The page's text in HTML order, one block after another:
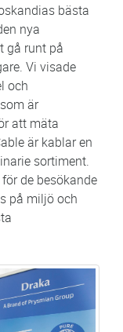
bästa
nya
gå runt på
Vi visade
och
är
att mäta
är kablar en
sortiment.
de besökande
på miljö och